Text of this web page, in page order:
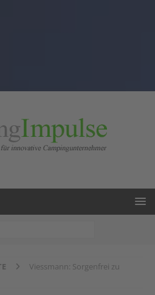
Viessmann: Sorgenfrei zu